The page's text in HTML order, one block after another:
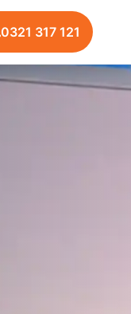
0321 317 121